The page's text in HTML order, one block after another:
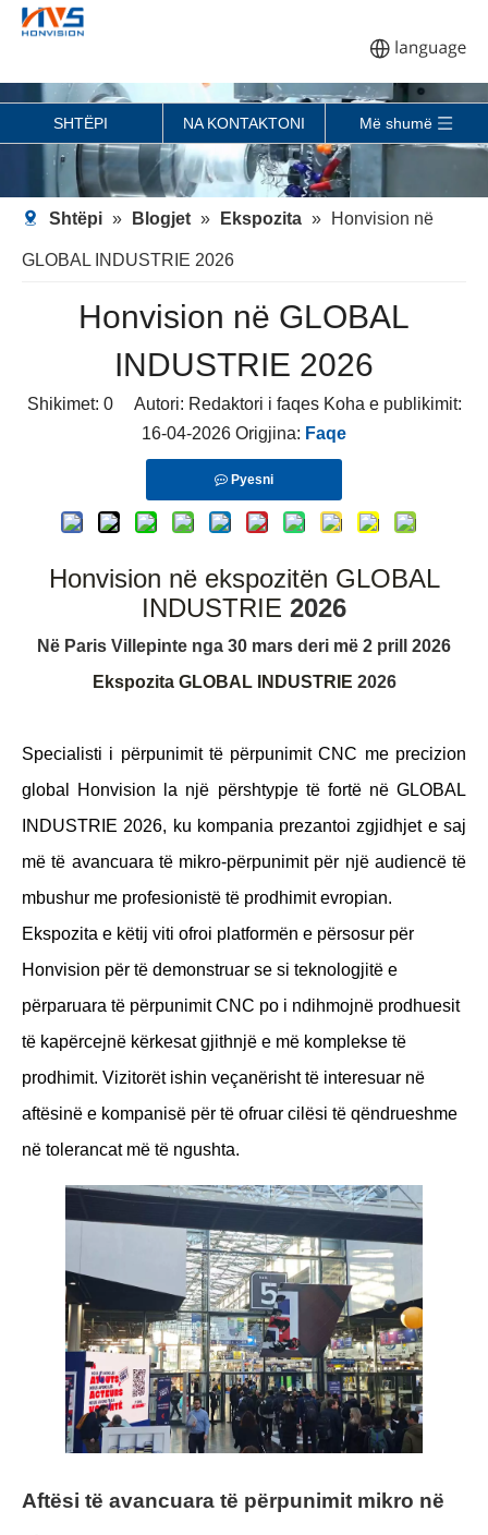
SHTËPI NA KONTAKTONI Më shumë
Shtëpi » Blogjet » Ekspozita » Honvision në
GLOBAL INDUSTRIE 2026
Honvision në GLOBAL
INDUSTRIE 2026
Shikimet: 0Autori: Redaktori i faqes Koha e publikimit:
16-04-2026 Origjina: Faqe
Pyesni
Honvision në ekspozitën GLOBAL
INDUSTRIE 2026
Në Paris Villepinte nga 30 mars deri më 2 prill 2026
Ekspozita GLOBAL INDUSTRIE 2026
Specialisti i përpunimit të përpunimit CNC me precizion
global Honvision la një përshtypje të fortë në GLOBAL
INDUSTRIE 2026, ku kompania prezantoi zgjidhjet e saj
më të avancuara të mikro-përpunimit për një audiencë të
mbushur me profesionistë të prodhimit evropian.
Ekspozita e këtij viti ofroi platformën e përsosur për
Honvision për të demonstruar se si teknologjitë e
përparuara të përpunimit CNC po i ndihmojnë prodhuesit
të kapërcejnë kërkesat gjithnjë e më komplekse të
prodhimit. Vizitorët ishin veçanërisht të interesuar në
aftësinë e kompanisë për të ofruar cilësi të qëndrueshme
në tolerancat më të ngushta.
Aftësi të avancuara të përpunimit mikro në